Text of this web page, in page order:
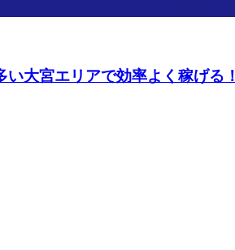
大宮エリアで効率よく稼げる！